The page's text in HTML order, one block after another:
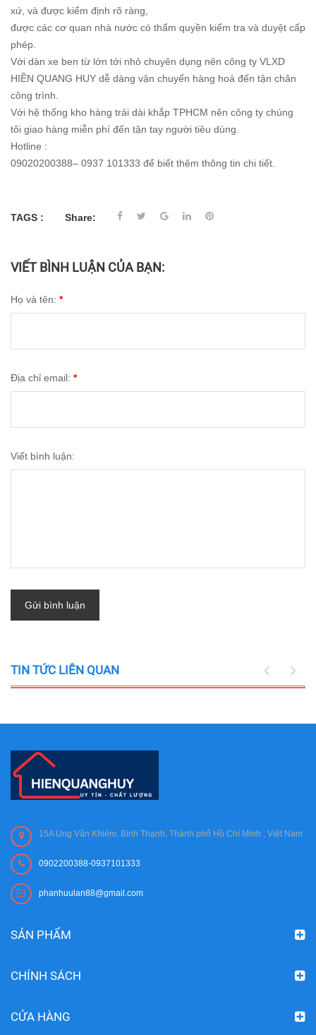
xứ, và được kiểm định rõ ràng,
được các cơ quan nhà nước có thẩm quyền kiểm tra và duyệt cấp
phép.
Với dàn xe ben từ lớn tới nhỏ chuyên dụng nên công ty VLXD
HIỀN QUANG HUY dễ dàng vận chuyển hàng hoá đến tận chân
công trình.
Với hệ thống kho hàng trải dài khắp TPHCM nên công ty chúng
tôi giao hàng miễn phí đến tận tay người tiêu dùng.
Hotline :
09020200388– 0937 101333 để biết thêm thông tin chi tiết.
TAGS : Share:
VIẾT BÌNH LUẬN CỦA BẠN:
Họ và tên: *
Địa chỉ email: *
Viết bình luận:
Gửi bình luận
TIN TỨC LIÊN QUAN
15A Ung Văn Khiêm, Bình Thạnh, Thành phố Hồ Chí Minh , Việt Nam
0902200388-0937101333
phanhuulan88@gmail.com
SẢN PHẨM
CHÍNH SÁCH
CỬA HÀNG